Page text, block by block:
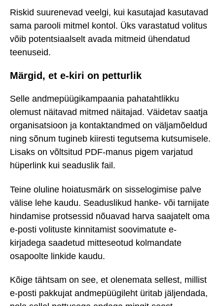
Riskid suurenevad veelgi, kui kasutajad kasutavad
sama parooli mitmel kontol. Üks varastatud volitus
võib potentsiaalselt avada mitmeid ühendatud
teenuseid.
Märgid, et e-kiri on petturlik
Selle andmepüügikampaania pahatahtlikku
olemust näitavad mitmed näitajad. Väidetav saatja
organisatsioon ja kontaktandmed on väljamõeldud
ning sõnum tugineb kiiresti tegutsema kutsumisele.
Lisaks on võltsitud PDF-manus pigem varjatud
hüperlink kui seaduslik fail.
Teine oluline hoiatusmärk on sisselogimise palve
välise lehe kaudu. Seaduslikud hanke- või tarnijate
hindamise protsessid nõuavad harva saajatelt oma
e-posti volituste kinnitamist soovimatute e-
kirjadega saadetud mitteseotud kolmandate
osapoolte linkide kaudu.
Kõige tähtsam on see, et olenemata sellest, millist
e-posti pakkujat andmepüügileht üritab jäljendada,